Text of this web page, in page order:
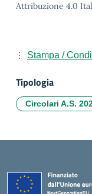
Attribuzione 4.0
Stampa /
Tipologia
Circolari A.S.